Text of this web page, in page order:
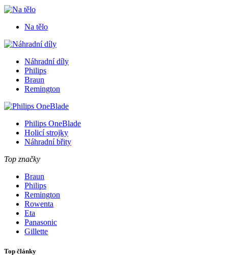
Na tělo
Náhradní díly
Philips
Braun
Remington
Philips OneBlade
Holicí strojky
Náhradní břity
Top značky
Braun
Philips
Remington
Rowenta
Eta
Panasonic
Gillette
Top články